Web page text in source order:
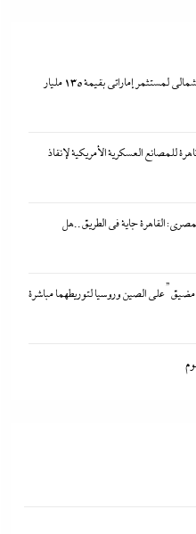
“صفقة مضيق” على الصين وروسيا
أمريكي إسرائيلى
مصر تتجه لإسناد تطوير “الجفيرة” بالساحل الشمالي لمستثمر إماراتي بقيمة 135 مليار
للمصانع العسكرية الأمريكية لإنقاذ
القاهرة جاية في الطريق..هل
على الصين وروسيا لتوريطهما مباشرة